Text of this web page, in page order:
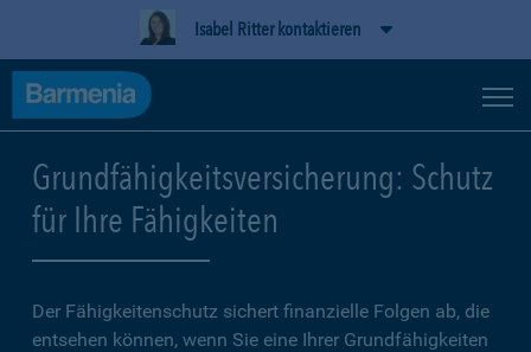
Isabel Ritter kontaktieren
Grundfähigkeitsversicherung: Schutz
für Ihre Fähigkeiten
Der Fähigkeitenschutz sichert finanzielle Folgen ab, die
entsehen können, wenn Sie eine Ihrer Grundfähigkeiten